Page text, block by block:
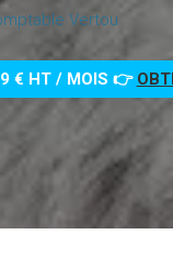
Vertou
€ HT / MOIS 👉